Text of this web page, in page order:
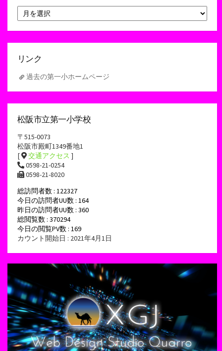
ー
カ
リンク
過去の第一小ホームページ
松阪市立第一小学校
〒515-0073
松阪市殿町1349番地1
[
交通アクセス ]
0598-21-0254
0598-21-8020
総訪問者数 : 122327
今日の訪問者UU数 : 164
昨日の訪問者UU数 : 360
総閲覧数 : 370294
今日の閲覧PV数 : 169
カウント開始日 : 2021年4月1日